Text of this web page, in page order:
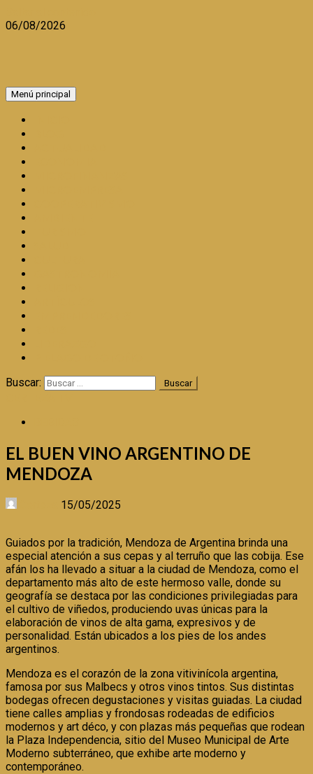
06/08/2026
Menú principal
Buscar:
EL BUEN VINO ARGENTINO DE
MENDOZA
15/05/2025
Guiados por la tradición, Mendoza de Argentina brinda una
especial atención a sus cepas y al terruño que las cobija. Ese
afán los ha llevado a situar a la ciudad de Mendoza, como el
departamento más alto de este hermoso valle, donde su
geografía se destaca por las condiciones privilegiadas para
el cultivo de viñedos, produciendo uvas únicas para la
elaboración de vinos de alta gama, expresivos y de
personalidad. Están ubicados a los pies de los andes
argentinos.
Mendoza es el corazón de la zona vitivinícola argentina,
famosa por sus Malbecs y otros vinos tintos. Sus distintas
bodegas ofrecen degustaciones y visitas guiadas. La ciudad
tiene calles amplias y frondosas rodeadas de edificios
modernos y art déco, y con plazas más pequeñas que rodean
la Plaza Independencia, sitio del Museo Municipal de Arte
Moderno subterráneo, que exhibe arte moderno y
contemporáneo.